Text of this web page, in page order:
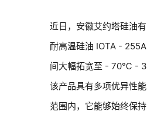
近日，安徽艾约塔硅油
耐高温硅油 IOTA -
间大幅拓宽至 - 70℃ -
该产品具有多项优异性
范围内，它能够始终保